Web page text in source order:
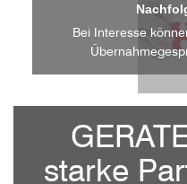
Bei Interesse
starke